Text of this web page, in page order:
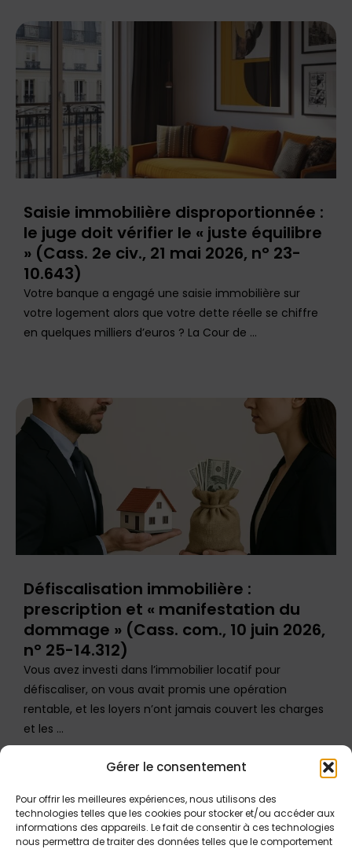
Gérer le consentement
Pour offrir les meilleures expériences, nous utilisons des
technologies telles que les cookies pour stocker et/ou accéder aux
informations des appareils. Le fait de consentir à ces technologies
nous permettra de traiter des données telles que le comportement
Saisie immobilière disproportionnée :
le juge doit vérifier le « juste équilibre
» (Cass. 2e civ., 21 mai 2026, n° 23-
10.643)
Votre banque a engagé une saisie immobilière sur
votre logement alors que votre dette réelle se chiffre
en quelques milliers d’euros ? La Cour de ...
Défiscalisation immobilière :
prescription et « manifestation du
dommage » (Cass. com., 10 juin 2026,
n° 25-14.312)
Vous avez investi dans l’immobilier locatif pour
défiscaliser, on vous avait promis une opération
rentable, et les loyers n’ont jamais couvert les charges
et les ...